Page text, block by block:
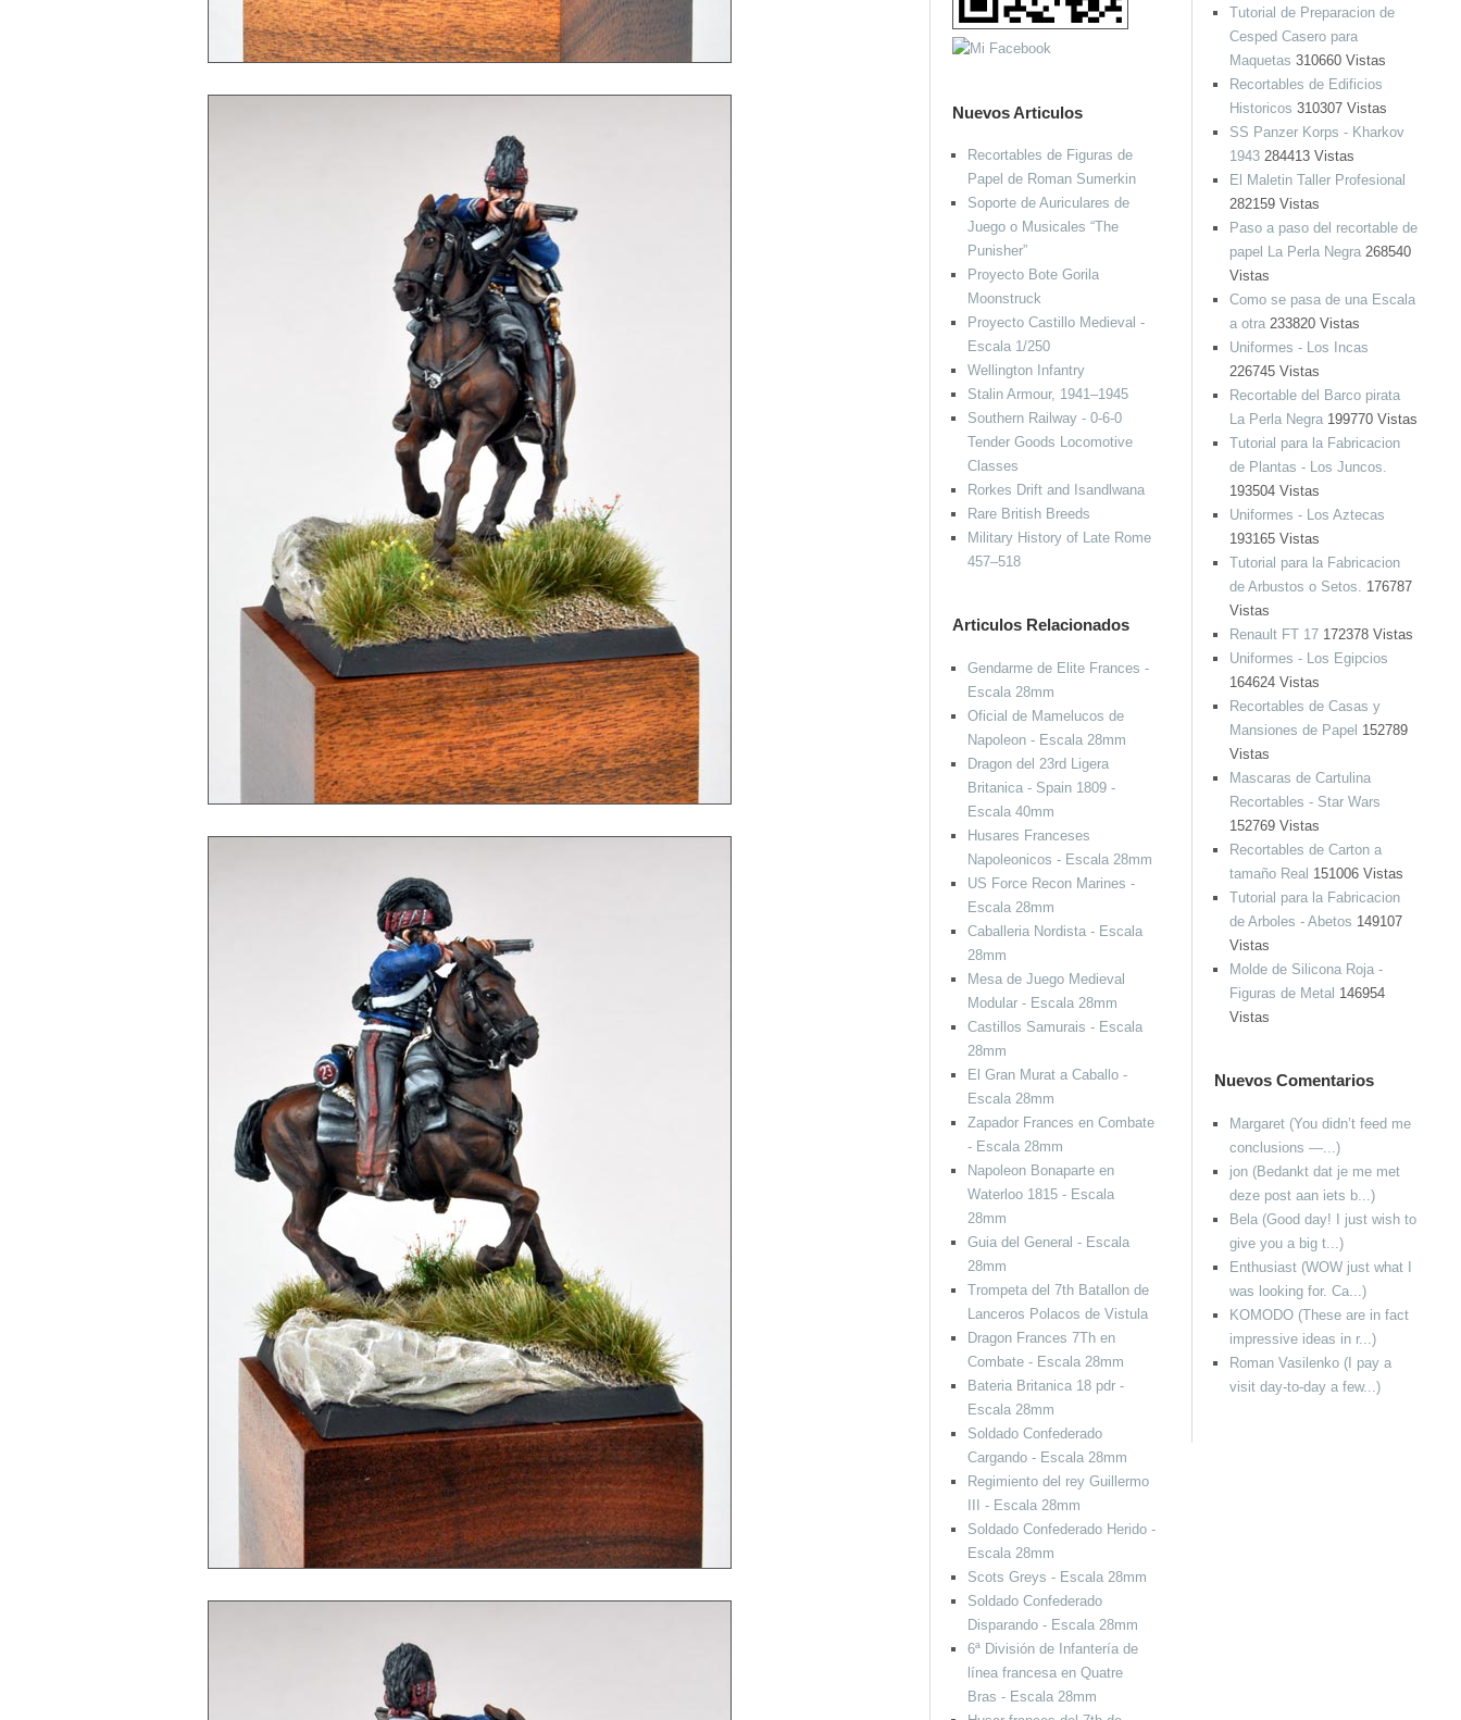
Tutorial de Preparacion de
Cesped Casero para
Maquetas 310660 Vistas
Recortables de Edificios
Historicos 310307 Vistas
SS Panzer Korps - Kharkov
1943284413 Vistas
El Maletin Taller Profesional
282159 Vistas
Paso a paso del recortable de
papel La Perla Negra268540
Vistas
Como se pasa de una Escala
a otra233820 Vistas
Uniformes - Los Incas
226745 Vistas
Recortable del Barco pirata
La Perla Negra199770 Vistas
Tutorial para la Fabricacion
de Plantas - Los Juncos.
193504 Vistas
Uniformes - Los Aztecas
193165 Vistas
Tutorial para la Fabricacion
de Arbustos o Setos. 176787
Vistas
Renault FT 17172378 Vistas
Uniformes - Los Egipcios
164624 Vistas
Recortables de Casas y
Mansiones de Papel 152789
Vistas
Mascaras de Cartulina
Recortables - Star Wars
152769 Vistas
Recortables de Carton a
tamaño Real 151006 Vistas
Tutorial para la Fabricacion
de Arboles - Abetos 149107
Vistas
Molde de Silicona Roja -
Figuras de Metal 146954
Vistas
Nuevos Comentarios
Margaret (You didn’t feed me
conclusions —...)
jon (Bedankt dat je me met
deze post aan iets b...)
Bela (Good day! I just wish to
give you a big t...)
Enthusiast (WOW just what I
was looking for. Ca...)
KOMODO (These are in fact
impressive ideas in r...)
Roman Vasilenko (I pay a
visit day-to-day a few...)
Nuevos Articulos
Recortables de Figuras de
Papel de Roman Sumerkin
Soporte de Auriculares de
Juego o Musicales “The
Punisher”
Proyecto Bote Gorila
Moonstruck
Proyecto Castillo Medieval -
Escala 1/250
Wellington Infantry
Stalin Armour, 1941–1945
Southern Railway - 0-6-0
Tender Goods Locomotive
Classes
Rorkes Drift and Isandlwana
Rare British Breeds
Military History of Late Rome
457–518
Articulos Relacionados
Gendarme de Elite Frances -
Escala 28mm
Oficial de Mamelucos de
Napoleon - Escala 28mm
Dragon del 23rd Ligera
Britanica - Spain 1809 -
Escala 40mm
Husares Franceses
Napoleonicos - Escala 28mm
US Force Recon Marines -
Escala 28mm
Caballeria Nordista - Escala
28mm
Mesa de Juego Medieval
Modular - Escala 28mm
Castillos Samurais - Escala
28mm
El Gran Murat a Caballo -
Escala 28mm
Zapador Frances en Combate
- Escala 28mm
Napoleon Bonaparte en
Waterloo 1815 - Escala
28mm
Guia del General - Escala
28mm
Trompeta del 7th Batallon de
Lanceros Polacos de Vistula
Dragon Frances 7Th en
Combate - Escala 28mm
Bateria Britanica 18 pdr -
Escala 28mm
Soldado Confederado
Cargando - Escala 28mm
Regimiento del rey Guillermo
III - Escala 28mm
Soldado Confederado Herido -
Escala 28mm
Scots Greys - Escala 28mm
Soldado Confederado
Disparando - Escala 28mm
6ª División de Infantería de
línea francesa en Quatre
Bras - Escala 28mm